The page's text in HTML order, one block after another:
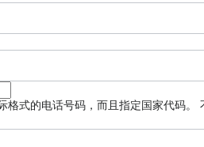
式的电话号码，而且指定国家代码。